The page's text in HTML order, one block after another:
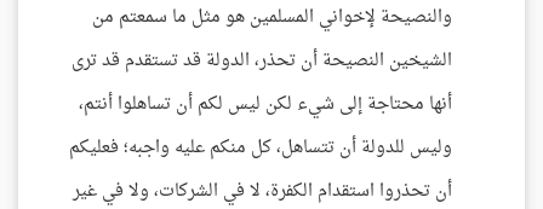
والنصيحة لإخواني المسلمين هو مثل ما سمعتم من
الشيخين النصيحة أن تحذر، الدولة قد تستقدم قد ترى
أنها محتاجة إلى شيء لكن ليس لكم أن تساهلوا أنتم،
وليس للدولة أن تتساهل، كل منكم عليه واجبه؛ فعليكم
أن تحذروا استقدام الكفرة، لا في الشركات، ولا في غير